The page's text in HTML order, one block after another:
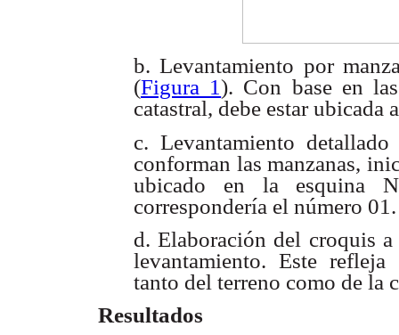
b. Levantamiento por
(Figura 1). Con base en
catastral, debe estar ubicada
c. Levantamiento
conforman las manzanas,
ubicado en la esquina
correspondería el número 01.
d. Elaboración del croquis
levantamiento. Este
tanto del terreno como de la
Resultados